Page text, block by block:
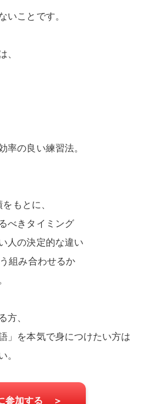
いことです。
、
率の良い練習法。
もとに、
べきタイミング
人の決定的な違い
組み合わせるか
方、
」を本気で身につけたい方は
。
参加する ＞